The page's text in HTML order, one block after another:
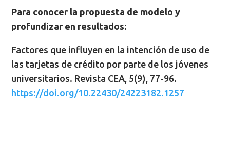
Para conocer la propuesta de modelo y
profundizar en resultados:
Factores que influyen en la intención de uso de
las tarjetas de crédito por parte de los jóvenes
universitarios. Revista CEA, 5(9), 77-96.
https://doi.org/10.22430/24223182.1257